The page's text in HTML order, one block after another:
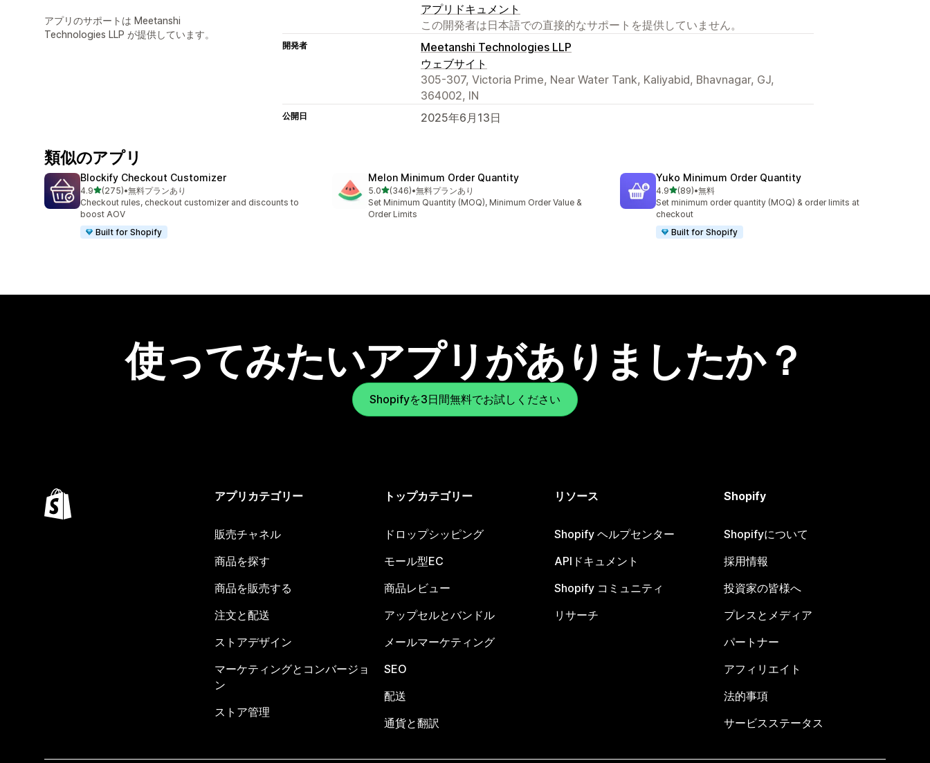
アプリのサポートは Meetanshi
Technologies LLP が提供しています。
アプリドキュメント
この開発者は日本語での直接的なサポートを提供していません。
開発者
Meetanshi Technologies LLP
ウェブサイト
305-307, Victoria Prime, Near Water Tank, Kaliyabid, Bhavnagar, GJ,
364002, IN
公開日 2025年6月13日
類似のアプリ
Blockify Checkout Customizer
4.95つ星中
(275)
合計レビュー数：275件
•無料プランあり
Checkout rules, checkout customizer and discounts to
boost AOV
Built for Shopify
Melon Minimum Order Quantity
5.05つ星中
(346)
合計レビュー数：346件
•無料プランあり
Set Minimum Quantity (MOQ), Minimum Order Value &
Order Limits
Yuko Minimum Order Quantity
4.95つ星中
(89)
合計レビュー数：89件
•無料
Set minimum order quantity (MOQ) & order limits at
checkout
Built for Shopify
使ってみたいアプリがありましたか？
Shopifyを3日間無料でお試しください
アプリカテゴリー
販売チャネル
商品を探す
商品を販売する
注文と配送
ストアデザイン
マーケティングとコンバージョ
ン
ストア管理
トップカテゴリー
ドロップシッピング
モール型EC
商品レビュー
アップセルとバンドル
メールマーケティング
SEO
配送
通貨と翻訳
リソース
Shopify ヘルプセンター
APIドキュメント
Shopify コミュニティ
リサーチ
Shopify
Shopifyについて
採用情報
投資家の皆様へ
プレスとメディア
パートナー
アフィリエイト
法的事項
サービスステータス